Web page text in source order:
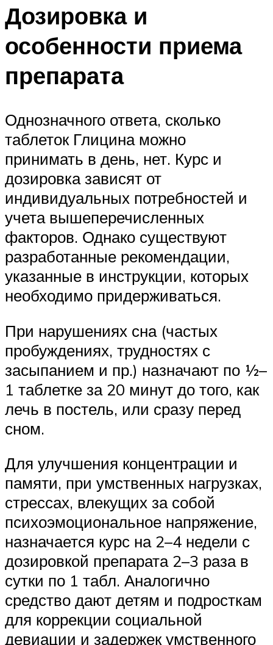
Дозировка и
особенности приема
препарата
Однозначного ответа, сколько
таблеток Глицина можно
принимать в день, нет. Курс и
дозировка зависят от
индивидуальных потребностей и
учета вышеперечисленных
факторов. Однако существуют
разработанные рекомендации,
указанные в инструкции, которых
необходимо придерживаться.
При нарушениях сна (частых
пробуждениях, трудностях с
засыпанием и пр.) назначают по ½­–
1 таблетке за 20 минут до того, как
лечь в постель, или сразу перед
сном.
Для улучшения концентрации и
памяти, при умственных нагрузках,
стрессах, влекущих за собой
психоэмоциональное напряжение,
назначается курс на 2–4 недели с
дозировкой препарата 2–3 раза в
сутки по 1 табл. Аналогично
средство дают детям и подросткам
для коррекции социальной
девиации и задержек умственного